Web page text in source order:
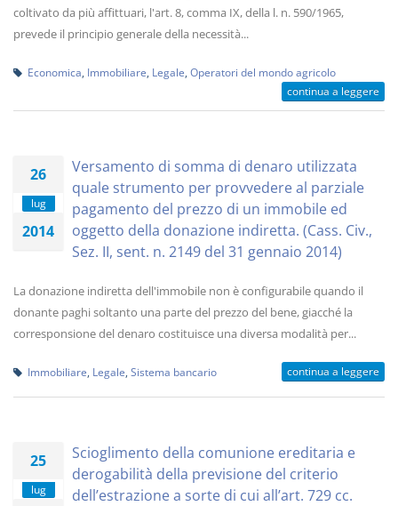
coltivato da più affittuari, l'art. 8, comma IX, della l. n. 590/1965,
prevede il principio generale della necessità...
Economica Immobiliare Legale Operatori del mondo agricolo
continua a leggere
26
lug
2014
Versamento di somma di denaro utilizzata
quale strumento per provvedere al parziale
pagamento del prezzo di un immobile ed
oggetto della donazione indiretta. (Cass. Civ.,
Sez. II, sent. n. 2149 del 31 gennaio 2014)
La donazione indiretta dell'immobile non è configurabile quando il
donante paghi soltanto una parte del prezzo del bene, giacché la
corresponsione del denaro costituisce una diversa modalità per...
Immobiliare Legale Sistema bancario continua a leggere
25
lug
Scioglimento della comunione ereditaria e
derogabilità della previsione del criterio
dell’estrazione a sorte di cui all’art. 729 cc.